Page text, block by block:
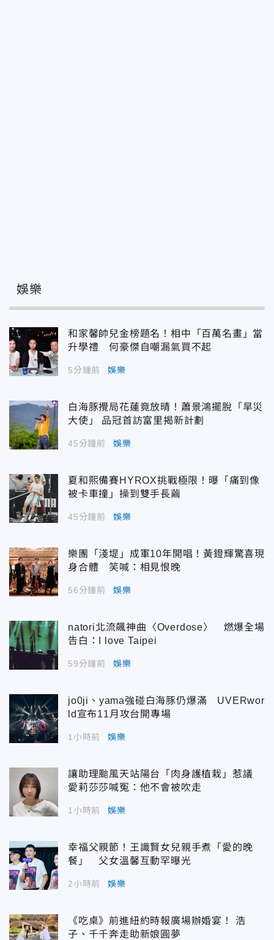
娛樂
和家馨帥兒金榜題名！相中「百萬名畫」當
升學禮 何豪傑自嘲漏氣買不起
5分鐘前 娛樂
白海豚攪局花蓮竟放晴！蕭景鴻擺脫「旱災
大使」 品冠首訪富里揭新計劃
45分鐘前 娛樂
夏和熙備賽HYROX挑戰極限！曝「痛到像
被卡車撞」操到雙手長繭
45分鐘前 娛樂
樂團「淺堤」成軍10年開唱！黃鐙輝驚喜現
身合體 笑喊：相見恨晚
56分鐘前 娛樂
natori北流飆神曲〈Overdose〉 燃爆全場
告白：I love Taipei
59分鐘前 娛樂
jo0ji、yama強碰白海豚仍爆滿 UVERwor
ld宣布11月攻台開專場
1小時前 娛樂
讓助理颱風天站陽台「肉身護植栽」惹議
愛莉莎莎喊冤：他不會被吹走
1小時前 娛樂
幸福父親節！王識賢女兒親手煮「愛的晚
餐」 父女溫馨互動罕曝光
2小時前 娛樂
《吃桌》前進紐約時報廣場辦婚宴！ 浩
子、千千奔走助新娘圓夢